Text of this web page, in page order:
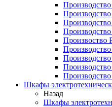
Произвоство
Шкафы
Назад
Шкафы